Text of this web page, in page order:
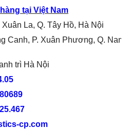
tại Việt Nam
Xuân La, Q. Tây Hồ, Hà Nội
Canh, P. Xuân Phương, Q. Nam
trì Hà Nội
.05
cp.com